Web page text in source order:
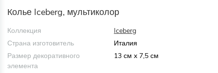
Колье Iceberg, мультиколор
Коллекция
Iceberg
Страна изготовитель
Италия
Размер декоративного
элемента
13 см x 7,5 см